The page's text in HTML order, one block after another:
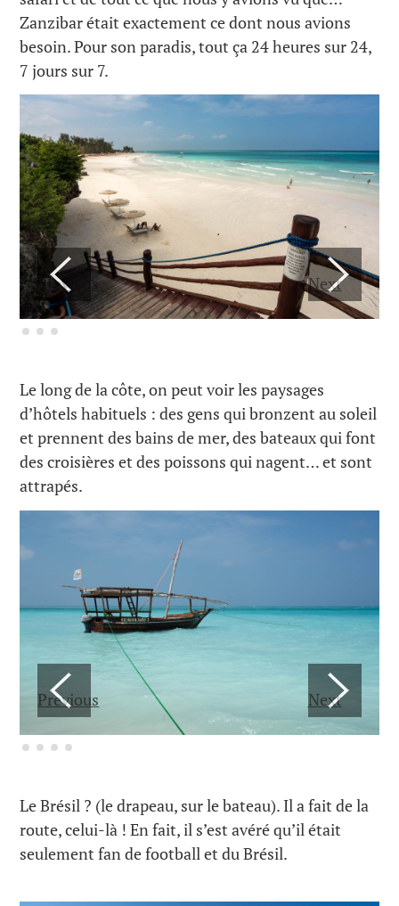
Zanzibar était exactement ce dont nous avions
besoin. Pour son paradis, tout ça 24 heures sur 24,
7 jours sur 7.
Previous Next
Le long de la côte, on peut voir les paysages
d’hôtels habituels : des gens qui bronzent au soleil
et prennent des bains de mer, des bateaux qui font
des croisières et des poissons qui nagent… et sont
attrapés.
Previous Next
Le Brésil ? (le drapeau, sur le bateau). Il a fait de la
route, celui-là ! En fait, il s’est avéré qu’il était
seulement fan de football et du Brésil.